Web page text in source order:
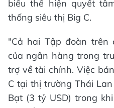
biểu thể hiện quyết
thống siêu thị Big C.
"Cả hai Tập đoàn trên
của ngân hàng trong
trợ về tài chính. Việc
C tại thị trường Thái
Bạt (3 tỷ USD) trong